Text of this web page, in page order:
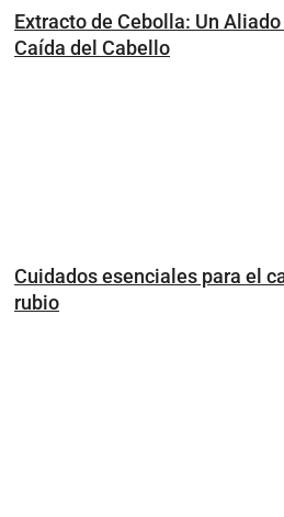
Extracto de Cebolla: Un
Caída del Cabello
Cuidados esenciales para el
rubio